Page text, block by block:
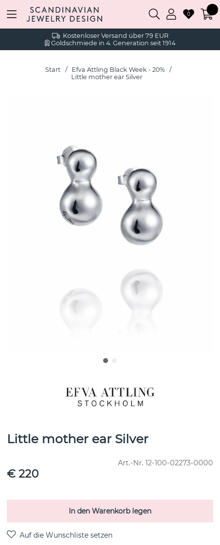
Kostenloser Versand über 79 EUR
Goldschmiede in 4. Generation seit 1914
0
Start
Efva Attling Black Week - 20%
Little mother ear Silver
Little mother ear Silver
Art.-Nr. 12-100-02273-0000
€ 220
In den Warenkorb legen